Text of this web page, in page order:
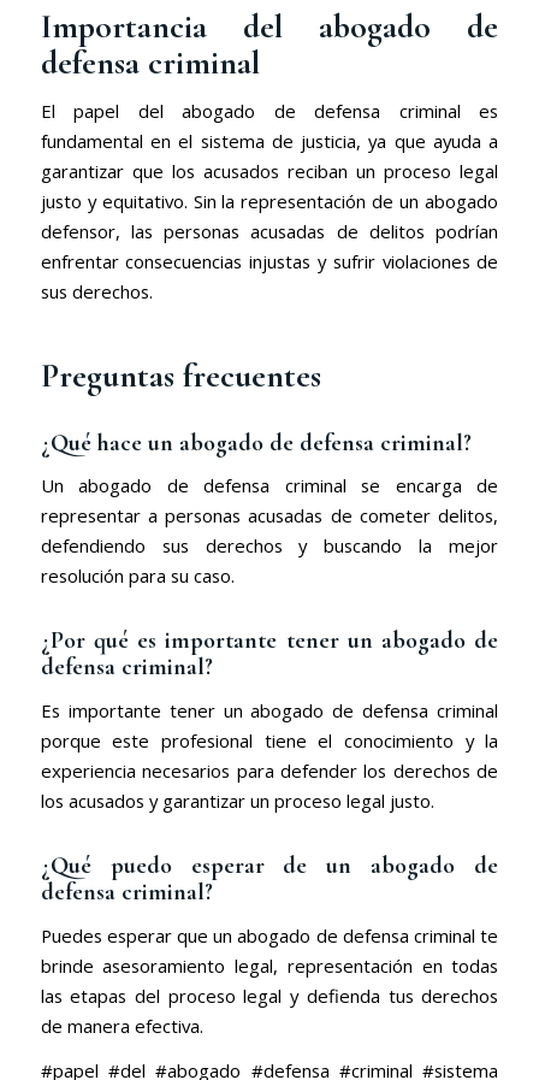
Importancia del abogado de
defensa criminal
El papel del abogado de defensa criminal es
fundamental en el sistema de justicia, ya que ayuda a
garantizar que los acusados reciban un proceso legal
justo y equitativo. Sin la representación de un abogado
defensor, las personas acusadas de delitos podrían
enfrentar consecuencias injustas y sufrir violaciones de
sus derechos.
Preguntas frecuentes
¿Qué hace un abogado de defensa criminal?
Un abogado de defensa criminal se encarga de
representar a personas acusadas de cometer delitos,
defendiendo sus derechos y buscando la mejor
resolución para su caso.
¿Por qué es importante tener un abogado de
defensa criminal?
Es importante tener un abogado de defensa criminal
porque este profesional tiene el conocimiento y la
experiencia necesarios para defender los derechos de
los acusados y garantizar un proceso legal justo.
¿Qué puedo esperar de un abogado de
defensa criminal?
Puedes esperar que un abogado de defensa criminal te
brinde asesoramiento legal, representación en todas
las etapas del proceso legal y defienda tus derechos
de manera efectiva.
#papel #del #abogado #defensa #criminal #sistema